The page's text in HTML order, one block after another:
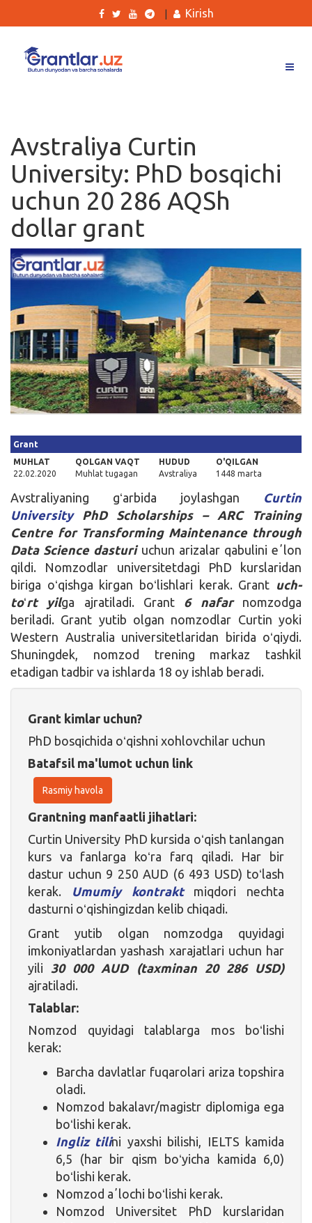
Ishlar
Kurslar
Blog
Yana
Qidirish
Kirish
Kirish
Avstraliya Curtin
University: PhD bosqichi
uchun 20 286 AQSh
dollar grant
Grant
MUHLAT
22.02.2020
QOLGAN VAQT
Muhlat tugagan
HUDUD
Avstraliya
O'QILGAN
1448 marta
Avstraliyaning gʻarbida joylashgan Curtin
University
PhD Scholarships – ARC Training
Centre for Transforming Maintenance through
Data Science dasturi uchun arizalar qabulini eʼlon
qildi. Nomzodlar universitetdagi PhD kurslaridan
biriga oʻqishga kirgan boʻlishlari kerak. Grant uch-
toʻrt yilga ajratiladi. Grant 6 nafar nomzodga
beriladi. Grant yutib olgan nomzodlar Curtin yoki
Western Australia universitetlaridan birida oʻqiydi.
Shuningdek, nomzod trening markaz tashkil
etadigan tadbir va ishlarda 18 oy ishlab beradi.
Grant kimlar uchun?
PhD bosqichida oʻqishni xohlovchilar uchun
Batafsil ma'lumot uchun link
Rasmiy havola
Grantning manfaatli jihatlari:
Curtin University PhD kursida oʻqish tanlangan
kurs va fanlarga koʻra farq qiladi. Har bir
dastur uchun 9 250 AUD (6 493 USD) toʻlash
kerak.
Umumiy kontraktmiqdori nechta
dasturni oʻqishingizdan kelib chiqadi.
Grant yutib olgan nomzodga quyidagi
imkoniyatlardan yashash xarajatlari uchun har
yili 30 000 AUD (taxminan 20 286 USD)
ajratiladi.
Talablar:
Nomzod quyidagi talablarga mos boʻlishi
kerak:
Barcha davlatlar fuqarolari ariza topshira
oladi.
Nomzod bakalavr/magistr diplomiga ega
boʻlishi kerak.
Ingliz tilini yaxshi bilishi, IELTS kamida
6,5 (har bir qism boʻyicha kamida 6,0)
boʻlishi kerak.
Nomzod aʼlochi boʻlishi kerak.
Nomzod Universitet PhD kurslaridan